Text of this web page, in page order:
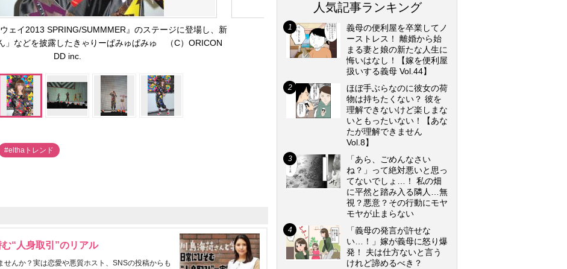
ェイ2013 SPRING/SUMMMER』のステージに登場し、新
」などを披露したきゃりーぱみゅぱみゅ （C）ORICON
DD inc.
#elthaトレンド
“人身取引”のリアル
せんか？実は恋愛や悪質ホスト、SNSの投稿からも
人気記事ランキング
義母の便利屋を卒業してノ
ーストレス！ 離婚から始
まる妻と娘の新たな人生に
悔いはなし！【嫁を便利屋
扱いする義母 Vol.44】
ほぼ手ぶらなのに彼女の荷
物は持ちたくない？ 彼を
理解できないけど楽しまな
いともったいない！【あな
たが理解できません
Vol.8】
「あら、ごめんなさい
ね？」って絶対悪いと思っ
てないでしょ…！ 私の畑
に平然と踏み入る隣人…無
視？悪意？その行動にモヤ
モヤが止まらない
「義母の発言が許せな
い…！」嫁が義母に怒り爆
発！ 夫は仕方ないと言う
けれど諦めるべき？